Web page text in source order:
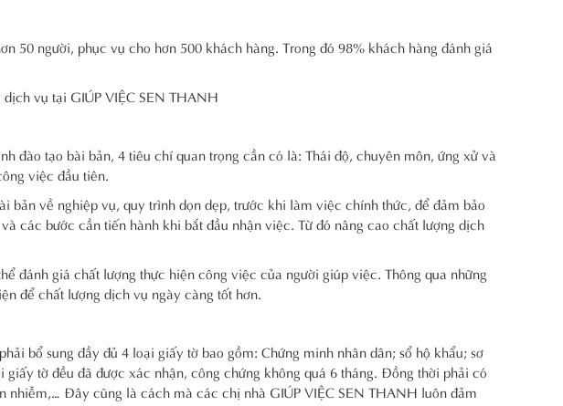
50 người, phục vụ cho hơn 500 khách hàng. Trong đó 98% khách hàng đánh giá
vụ tại GIÚP VIỆC SEN THANH
đào tạo bài bản, 4 tiêu chí quan trọng cần có là: Thái độ, chuyên môn, ứng xử và
việc đầu tiên.
về nghiệp vụ, quy trình dọn dẹp, trước khi làm việc chính thức, để đảm bảo
các bước cần tiến hành khi bắt đầu nhận việc. Từ đó nâng cao chất lượng dịch
đánh giá chất lượng thực hiện công việc của người giúp việc. Thông qua những
để chất lượng dịch vụ ngày càng tốt hơn.
bổ sung đầy đủ 4 loại giấy tờ bao gồm: Chứng minh nhân dân; sổ hộ khẩu; sơ
tờ đều đã được xác nhận, công chứng không quá 6 tháng. Đồng thời phải có
nhiễm,… Đây cũng là cách mà các chị nhà GIÚP VIỆC SEN THANH luôn đảm